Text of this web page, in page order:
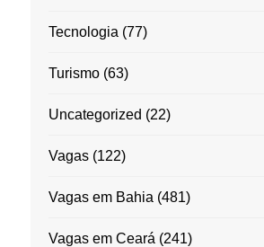
Tecnologia (77)
Turismo(63)
Uncategorized (22)
Vagas(122)
Vagas em Bahia (481)
Vagas em Ceará (241)